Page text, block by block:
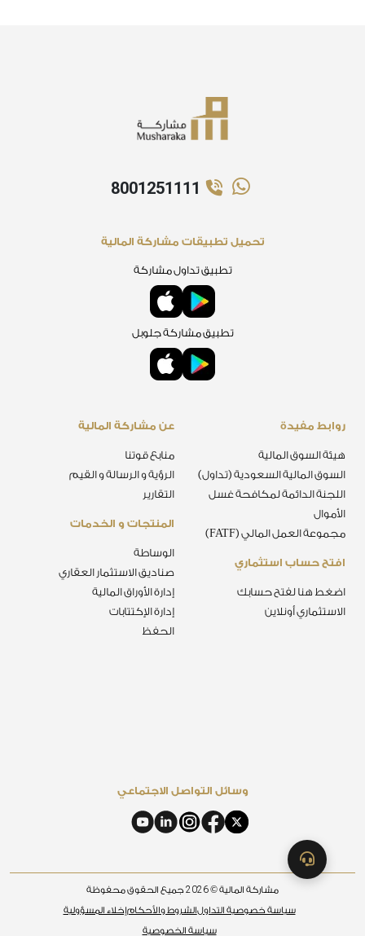
8001251111
المنتجات و الخدمات
الوساطة
صناديق الاستثمار العقاري
إدارة الأوراق المالية
إدارة الإكتتابات
الحفظ
عن مشاركة المالية
منابع قوتنا
الرؤية و الرسالة و القيم
التقارير
افتح حساب استثماري
اضغط هنا لفتح حسابك
الاستثماري أونلاين
روابط مفيدة
هيئة السوق المالية
السوق المالية السعودية (تداول)
اللجنة الدائمة لمكافحة غسل
الأموال
مجموعة العمل المالي (FATF)
تحميل تطبيقات مشاركة المالية
تطبيق تداول مشاركة
تطبيق مشاركة جلوبل
وسائل التواصل الاجتماعي
مشاركة المالية ©2026جميع الحقوق محفوظة
سياسة خصوصية التداولالشروط والأحكامإخلاء المسؤولية
سياسة الخصوصية